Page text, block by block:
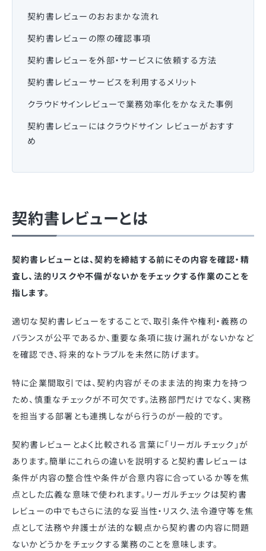
契約書レビューのおおまかな流れ
契約書レビューの際の確認事項
契約書レビューを外部・サービスに依頼する方法
契約書レビューサービスを利用するメリット
クラウドサインレビューで業務効率化をかなえた事例
契約書レビューにはクラウドサイン レビューがおすす
め
契約書レビューとは
契約書レビューとは、契約を締結する前にその内容を確認・精
査し、法的リスクや不備がないかをチェックする作業のことを
指します。
適切な契約書レビューをすることで、取引条件や権利・義務の
バランスが公平であるか、重要な条項に抜け漏れがないかなど
を確認でき、将来的なトラブルを未然に防げます。
特に企業間取引では、契約内容がそのまま法的拘束力を持つ
ため、慎重なチェックが不可欠です。法務部門だけでなく、実務
を担当する部署とも連携しながら行うのが一般的です。
契約書レビューとよく比較される言葉に「リーガルチェック」が
あります。簡単にこれらの違いを説明すると契約書レビューは
条件が内容の整合性や条件が合意内容に合っているか等を焦
点とした広義な意味で使われます。リーガルチェックは契約書
レビューの中でもさらに法的な妥当性・リスク、法令遵守等を焦
点として法務や弁護士が法的な観点から契約書の内容に問題
ないかどうかをチェックする業務のことを意味します。